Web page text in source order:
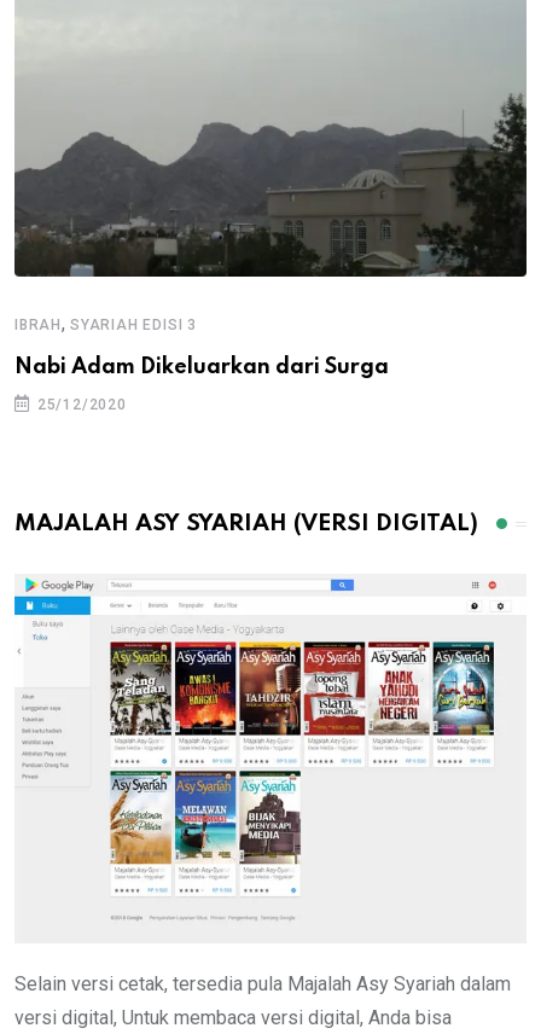
IBRAH , SYARIAH EDISI 3
Nabi Adam Dikeluarkan dari Surga
25/12/2020
MAJALAH ASY SYARIAH (VERSI DIGITAL)
Selain versi cetak, tersedia pula Majalah Asy Syariah dalam
versi digital, Untuk membaca versi digital, Anda bisa